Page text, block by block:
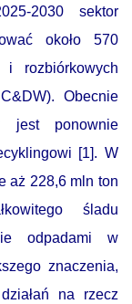
2030 sektor
około 570
rozbiórkowych
Obecnie
jest ponownie
[1]. W
aż 228,6 mln ton
śladu
odpadami w
znaczenia,
na rzecz